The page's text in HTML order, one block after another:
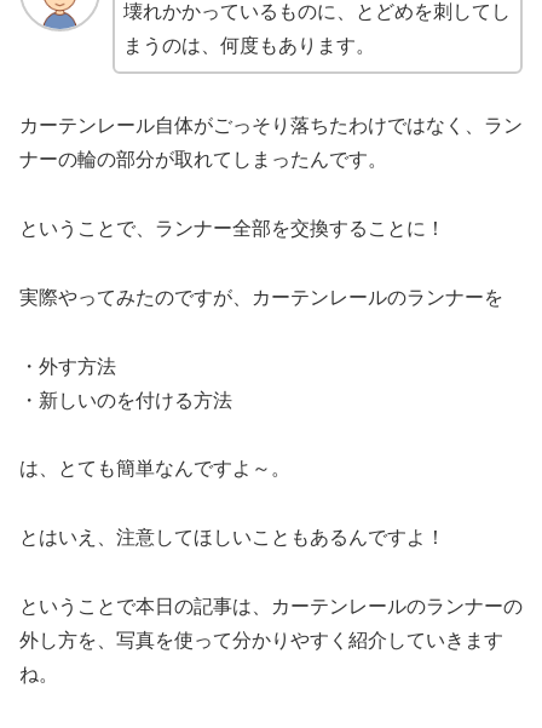
壊れかかっているものに、とどめを刺してし
まうのは、何度もあります。
カーテンレール自体がごっそり落ちたわけではなく、ラン
ナーの輪の部分が取れてしまったんです。
ということで、ランナー全部を交換することに！
実際やってみたのですが、カーテンレールのランナーを
・外す方法
・新しいのを付ける方法
は、とても簡単なんですよ～。
とはいえ、注意してほしいこともあるんですよ！
ということで本日の記事は、カーテンレールのランナーの
外し方を、写真を使って分かりやすく紹介していきます
ね。